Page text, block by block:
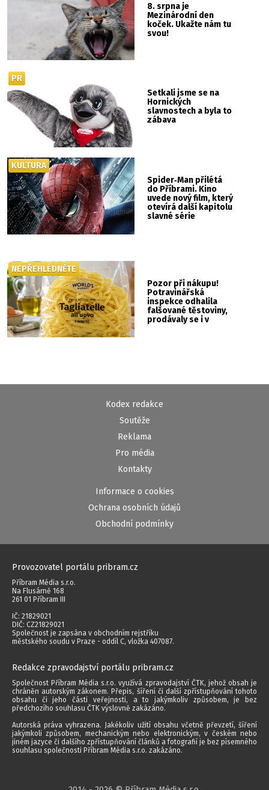
8. srpna je
Mezinárodní den
koček. Ukažte nám tu
svou!
Setkali jsme se na
Hornických
slavnostech a byla to
zábava
PR
Spider‑Man přilétá
do Příbrami. Kino
uvede nový film, který
otevírá další kapitolu
slavné série
KULTURA
Pozor při nákupu!
Potravinářská
inspekce odhalila
falšované těstoviny,
prodávaly se i v
NEPŘEHLÉDNĚTE
Kodex redakce
Soutěže
Reklama
Pro média
Kontakty
Informace o cookies
Ochrana osobních údajů
Obchodní podmínky
Provozovatel portálu pribram.cz
Příbram Média s.r.o.
Na Flusárně 168
261 01 Příbram III
IČ: 21829021
DIČ: CZ21829021
Společnost je zapsána v obchodním rejstříku
městského soudu v Praze - oddíl C, vložka 407087.
Redakce zpravodajství portálu pribram.cz
Společnost Příbram Média s.r.o. využívá zpravodajství ČTK, jehož obsah je
chráněn autorským zákonem. Přepis, šíření či další zpřístupňování tohoto
obsahu či jeho části veřejnosti, a to jakýmkoliv způsobem, je bez
předchozího souhlasu ČTK výslovně zakázáno.
Autorská práva vyhrazena. Jakékoliv užití obsahu včetně převzetí, šíření
jakýmkoli způsobem, mechanickým nebo elektronickým, v českém nebo
jiném jazyce či dalšího zpřístupňování článků a fotografií je bez písemného
souhlasu společnosti Příbram Média s.r.o. zakázáno.